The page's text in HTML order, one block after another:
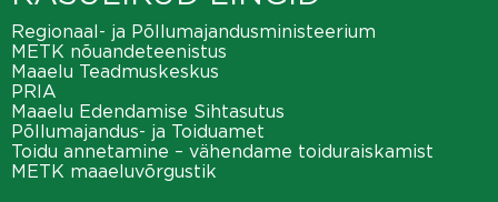
Regionaal- ja Põllumajandusministeerium
METK nõuandeteenistus
Maaelu Teadmuskeskus
PRIA
Maaelu Edendamise Sihtasutus
Põllumajandus- ja Toiduamet
Toidu annetamine – vähendame toiduraiskamist
METK maaeluvõrgustik